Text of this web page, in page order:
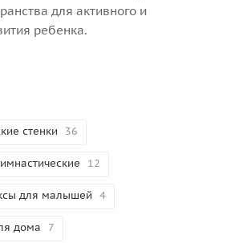
для активного и
ребенка.
стенки 36
12
для малышей 4
дома 7